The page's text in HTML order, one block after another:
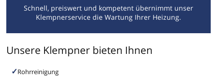
Schnell, preiswert und kompetent übernimmt unser
Klempnerservice die Wartung Ihrer Heizung.
Unsere Klempner bieten Ihnen
Rohrreinigung